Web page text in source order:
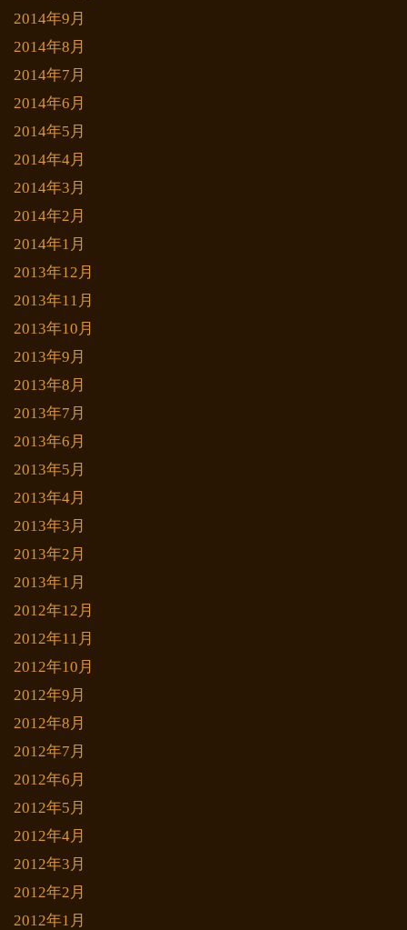
2014年9月
2014年8月
2014年7月
2014年6月
2014年5月
2014年4月
2014年3月
2014年2月
2014年1月
2013年12月
2013年11月
2013年10月
2013年9月
2013年8月
2013年7月
2013年6月
2013年5月
2013年4月
2013年3月
2013年2月
2013年1月
2012年12月
2012年11月
2012年10月
2012年9月
2012年8月
2012年7月
2012年6月
2012年5月
2012年4月
2012年3月
2012年2月
2012年1月